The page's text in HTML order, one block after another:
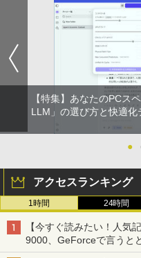
【特集】あなたのPCス
LLM」の選び方と快適化
●
アクセスランキング
1時間 24時間
【今すぐ読みたい！人気
9000、GeForceで言うと